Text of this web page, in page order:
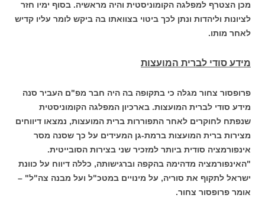
מכן הצטרף למפלגה הקומוניסטית והיה מראשיה. בסוף ימיו חזר
לציונות וליהדות ונתן לכך ביטוי בצוואתו בה ביקש לומר עליו קדיש
לאחר מותו.
מידע סודי לברית המועצות
פרופסור צחור מגלה כי בתקופה בה היה חבר מפ"ם העביר סנה
מידע סודי לברית המועצות. בארכיון המפלגה הקומוניסטית
שנפתח לחוקרים לאחר התפוררות ברית המועצות, נמצאו דיווחים
מצירות ברית המועצות ברמת-גן המעידים על כך שסנה מסר
אינפורמציה סודית ביותר למזכיר שני בצירות הסובייטית.
"האינפורמציה מדהימה בהקפה וברגישותה, כללה דיווח על כוונת
ישראל לתקוף את סוריה, על מינויים במטכ"ל ועל מבנה צה"ל" –
אומר פרופסור צחור.